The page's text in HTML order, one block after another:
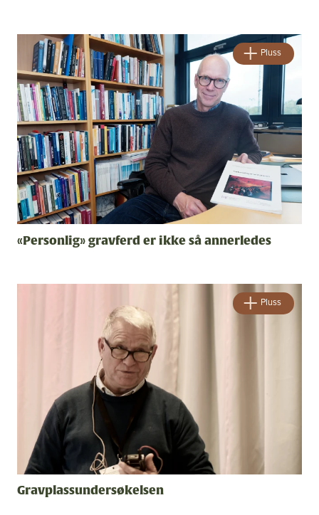
Om oss
Annonsering
Ledige stillinger
#2 - 2026 - Årgang 57
Pluss
«Personlig» gravferd er ikke så annerledes
Pluss
Gravplassundersøkelsen